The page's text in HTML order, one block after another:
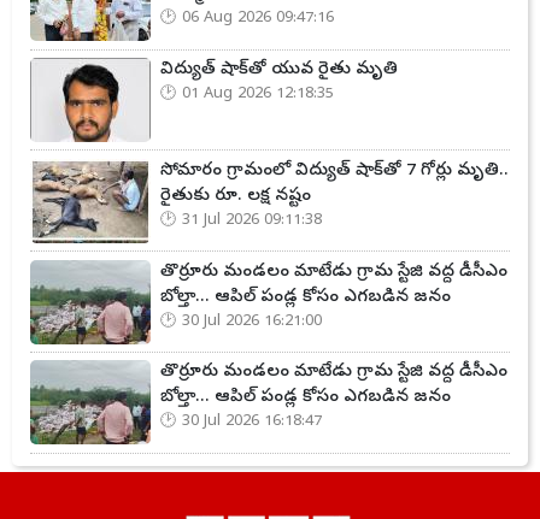
06 Aug 2026 09:47:16
విద్యుత్ షాక్‌తో యువ రైతు మృతి
01 Aug 2026 12:18:35
సోమారం గ్రామంలో విద్యుత్ షాక్‌తో 7 గోర్లు మృతి..
రైతుకు రూ. లక్ష నష్టం
31 Jul 2026 09:11:38
తొర్రూరు మండలం మాటేడు గ్రామ స్టేజి వద్ద డీసీఎం
బోల్తా... ఆపిల్ పండ్ల కోసం ఎగబడిన జనం
30 Jul 2026 16:21:00
తొర్రూరు మండలం మాటేడు గ్రామ స్టేజి వద్ద డీసీఎం
బోల్తా... ఆపిల్ పండ్ల కోసం ఎగబడిన జనం
30 Jul 2026 16:18:47